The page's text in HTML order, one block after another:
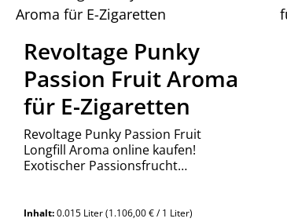
Revoltage Punky
Passion Fruit Aroma
für E-Zigaretten
Revoltage Punky Passion Fruit
Longfill Aroma online kaufen!
Exotischer Passionsfrucht
Germany. Jetzt bestellen!
Inhalt:0.015 Liter(1.106,00 € / 1 Liter)